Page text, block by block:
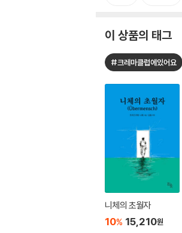
이 상품의 태그
#크레마클럽에있어요
니체의 초월자
10% 15,210원